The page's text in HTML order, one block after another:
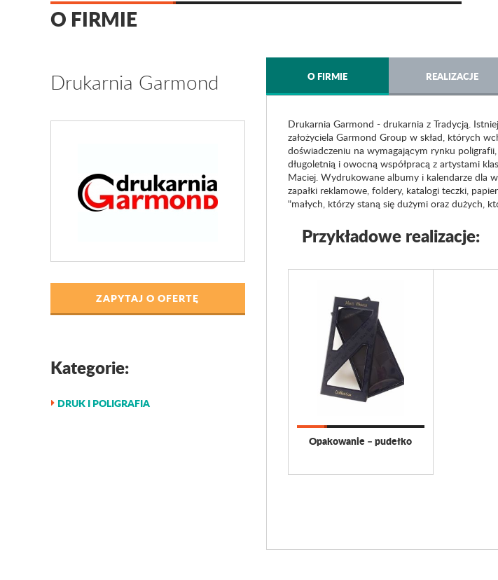
O FIRMIE
Drukarnia Garmond
ZAPYTAJ O OFERTĘ
Kategorie:
DRUK I POLIGRAFIA
O FIRMIE REALIZACJE
Drukarnia Garmond - drukarnia z Tradycją.
założyciela Garmond Group w skład, których
doświadczeniu na wymagającym rynku
długoletnią i owocną współpracą z artystami
Maciej. Wydrukowane albumy i kalendarze dla
zapałki reklamowe, foldery, katalogi teczki,
"małych, którzy staną się dużymi oraz dużych,
Przykładowe realizacje:
Opakowanie – pudełko